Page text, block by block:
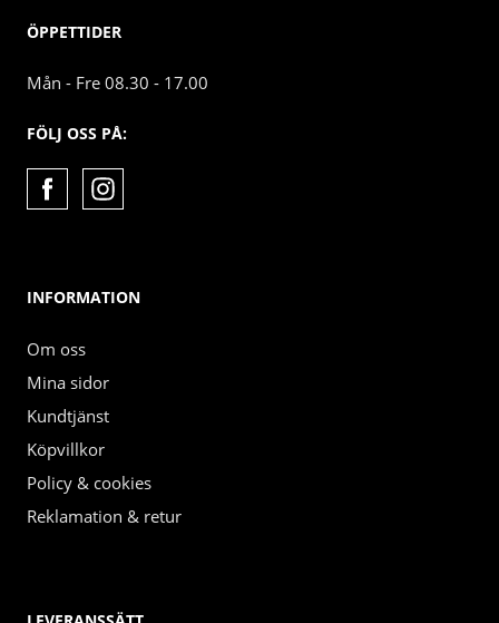
ÖPPETTIDER
Mån - Fre 08.30 - 17.00
FÖLJ OSS PÅ:
INFORMATION
Om oss
Mina sidor
Kundtjänst
Köpvillkor
Policy & cookies
Reklamation & retur